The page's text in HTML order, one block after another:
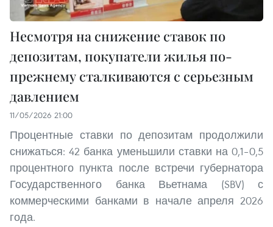
Несмотря на снижение ставок по
депозитам, покупатели жилья по-
прежнему сталкиваются с серьезным
давлением
11/05/2026 21:00
Процентные ставки по депозитам продолжили
снижаться: 42 банка уменьшили ставки на 0,1–0,5
процентного пункта после встречи губернатора
Государственного банка Вьетнама (SBV) с
коммерческими банками в начале апреля 2026
года.